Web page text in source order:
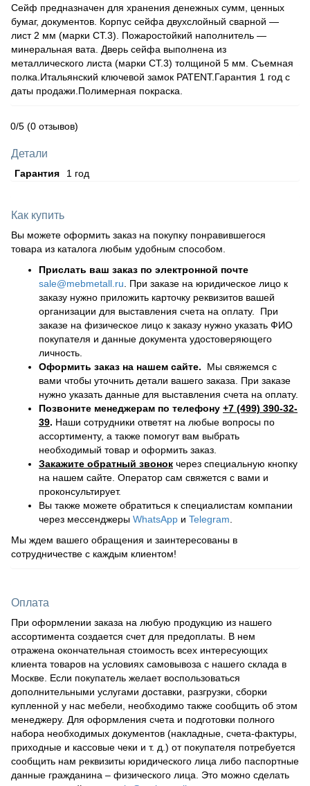
Сейф предназначен для хранения денежных сумм, ценных
бумаг, документов. Корпус сейфа двухслойный сварной —
лист 2 мм (марки СТ.3). Пожаростойкий наполнитель —
минеральная вата. Дверь сейфа выполнена из
металлического листа (марки СТ.3) толщиной 5 мм. Съемная
полка.Итальянский ключевой замок PATENT.Гарантия 1 год с
даты продажи.Полимерная покраска.
0/5 (0 отзывов)
Детали
Гарантия 1 год
Как купить
Вы можете оформить заказ на покупку понравившегося
товара из каталога любым удобным способом.
Прислать ваш заказ по электронной почте
sale@mebmetall.ru . При заказе на юридическое лицо к
заказу нужно приложить карточку реквизитов вашей
организации для выставления счета на оплату. При
заказе на физическое лицо к заказу нужно указать ФИО
покупателя и данные документа удостоверяющего
личность.
Оформить заказ на нашем сайте. Мы свяжемся с
вами чтобы уточнить детали вашего заказа. При заказе
нужно указать данные для выставления счета на оплату.
Позвоните менеджерам по телефону +7 (499) 390-32-
39. Наши сотрудники ответят на любые вопросы по
ассортименту, а также помогут вам выбрать
необходимый товар и оформить заказ.
Закажите обратный звонок через специальную кнопку
на нашем сайте. Оператор сам свяжется с вами и
проконсультирует.
Вы также можете обратиться к специалистам компании
через мессенджеры WhatsApp и Telegram
Мы ждем вашего обращения и заинтересованы в
сотрудничестве с каждым клиентом!
Оплата
При оформлении заказа на любую продукцию из нашего
ассортимента создается счет для предоплаты. В нем
отражена окончательная стоимость всех интересующих
клиента товаров на условиях самовывоза с нашего склада в
Москве. Если покупатель желает воспользоваться
дополнительными услугами доставки, разгрузки, сборки
купленной у нас мебели, необходимо также сообщить об этом
менеджеру. Для оформления счета и подготовки полного
набора необходимых документов (накладные, счета-фактуры,
приходные и кассовые чеки и т. д.) от покупателя потребуется
сообщить нам реквизиты юридического лица либо паспортные
данные гражданина – физического лица. Это можно сделать